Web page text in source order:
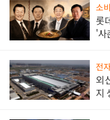
소
롯
'사
전
외
지